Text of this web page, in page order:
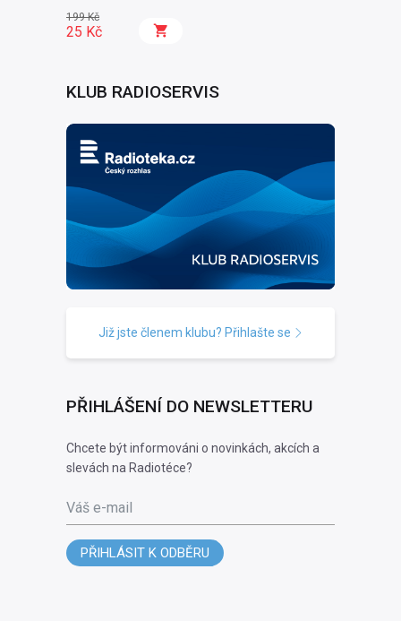
Na frontě
199 Kč
25 Kč
KLUB RADIOSERVIS
Již jste členem klubu? Přihlašte se
PŘIHLÁŠENÍ DO NEWSLETTERU
Chcete být informováni o novinkách, akcích a
slevách na Radiotéce?
Váš e-mail
PŘIHLÁSIT K ODBĚRU